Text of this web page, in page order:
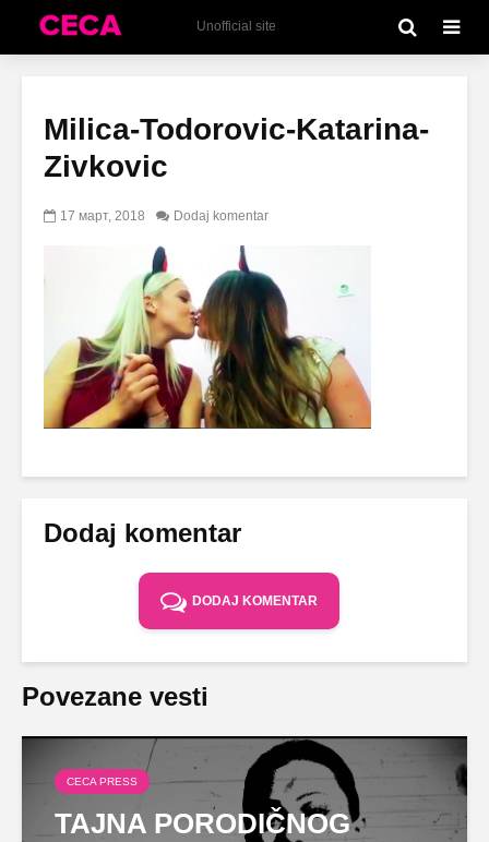
Unofficial site
Milica-Todorovic-Katarina-
Zivkovic
17 март, 2018 Dodaj komentar
Dodaj komentar
DODAJ KOMENTAR
Povezane vesti
CECA PRESS
TAJNA PORODIČNOG